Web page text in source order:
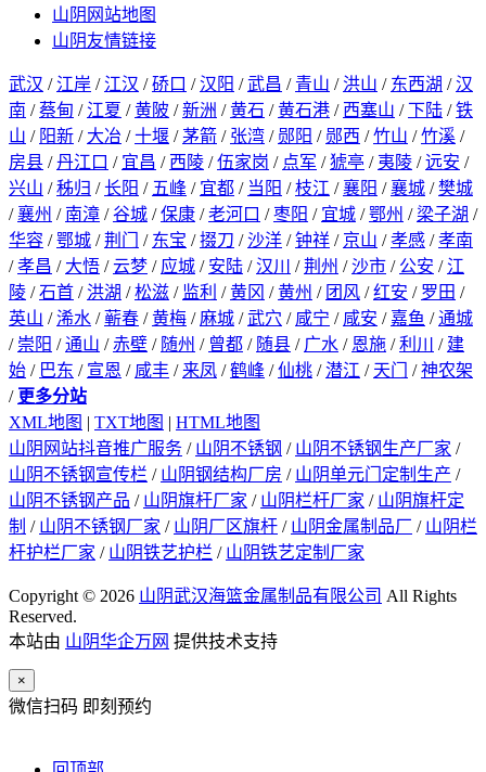
山阴网站地图
山阴友情链接
武汉 / 江岸 / 江汉 /硚口 /汉阳 /武昌 / 青山 / 洪山 / 东西湖 /汉
南 /蔡甸 / 江夏 /黄陂 /新洲 /黄石 /黄石港 / 西塞山 /下陆 /铁
山 / 阳新 / 大冶 /十堰 /茅箭 / 张湾 / 郧阳 / 郧西 /竹山 /竹溪 /
房县 /丹江口 / 宜昌 / 西陵 /伍家岗 / 点军 /猇亭 / 夷陵 /远安 /
兴山 /秭归 /长阳 / 五峰 / 宜都 / 当阳 /枝江 /襄阳 /襄城 /樊城
/襄州 / 南漳 /谷城 /保康 /老河口 /枣阳 / 宜城 /鄂州 / 梁子湖 /
华容 /鄂城 /荆门 / 东宝 /掇刀 /沙洋 /钟祥 / 京山 /孝感 /孝南
/孝昌 / 大悟 /云梦 / 应城 / 安陆 /汉川 /荆州 /沙市 / 公安 / 江
陵 /石首 / 洪湖 /松滋 / 监利 /黄冈 /黄州 / 团风 /红安 / 罗田 /
英山 /浠水 /蕲春 /黄梅 / 麻城 /武穴 / 咸宁 / 咸安 / 嘉鱼 /通城
/ 崇阳 /通山 /赤壁 / 随州 / 曾都 / 随县 / 广水 / 恩施 /利川 / 建
始 / 巴东 / 宣恩 / 咸丰 / 来凤 /鹤峰 /仙桃 /潜江 / 天门 /神农架
/ 更多分站
XML地图 | TXT地图 | HTML地图
山阴网站抖音推广服务 / 山阴不锈钢 / 山阴不锈钢生产厂家 /
山阴不锈钢宣传栏 / 山阴钢结构厂房 / 山阴单元门定制生产 /
山阴不锈钢产品 / 山阴旗杆厂家 / 山阴栏杆厂家 / 山阴旗杆定
制 / 山阴不锈钢厂家 / 山阴厂区旗杆 / 山阴金属制品厂 / 山阴栏
杆护栏厂家 / 山阴铁艺护栏 / 山阴铁艺定制厂家
Copyright © 2026 山阴武汉海篮金属制品有限公司 All Rights
Reserved.
本站由 山阴华企万网 提供技术支持
×
微信扫码 即刻预约